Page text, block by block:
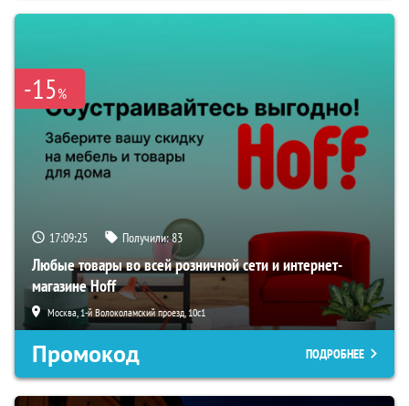
-15%
17:09:24 Получили:83
Любые товары во всей розничной сети и интернет-
магазине Hoff
Москва, 1-й Волоколамский проезд, 10с1
Промокод ПОДРОБНЕЕ